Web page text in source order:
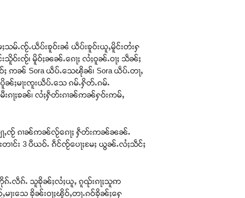
ႄႈသမ်ႉၸႂ်ႉယဵပ်းၶူဝ်းၼႆ ယဵပ်းၶူဝ်းယူႇမိူင်းတႆးႁ
ဝ်းၸႂ်၊ မိူဝ်ႈၼၼ်ႉၵေႃႈ လႆႈဝူၼ်ႉဝႃႈ သဵၼ်ႈ
ဝ်ႈ ဢၼ် Sora ယဵပ်ႉသေၽိုၼ်၊ Sora ယဵပ်ႉတႃႇ
ႈမႃးၸူးယဵပ်ႉသေ ၵမ်ႉႁိတ်ႉၵမ်ႉ
းၵႃႈၶၼ်၊ လႆႈႁဵတ်းၵၢၼ်ဢၼ်ႁဝ်းဢမ်ႇ
ျေႃႇၸႂ် ၵၢၼ်ဢၼ်လႂ်ၵေႃႈ ႁဵတ်းဢၼ်ၼၼ်ႉ
းတၢင်း 3 ပီယဝ်ႉ ၵဵင်ၸႂ်ပေႃႈမႄႈ ယွၼ်ႉလႆႈသဵင်ႈ
ၵ်ႉလဵၵ်ႉ သူၶိုၼ်ႈလႆႈယူႇ ၵူၺ်းၵႃႈသူဢ
ႃးသေ ၶိုၼ်းဝႃႈၽိူဝ်ႇတႃႉၵဝ်ၶိုၼ်ႈႁေ